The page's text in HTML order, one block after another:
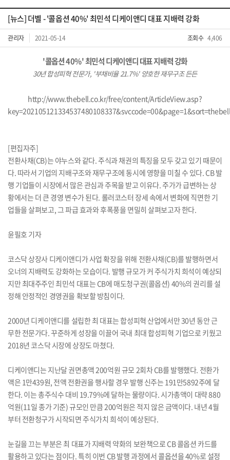
[뉴스] 더벨 - '콜옵션 40%' 최민석 디케이앤디 대표 지배력 강화
관리자 2021-05-14 조회수 4,406
'콜옵션 40%' 최민석 디케이앤디 대표 지배력 강화
30년 합성피혁 전문가, '부채비율 21.7%' 양호한 재무구조 든든
http://www.thebell.co.kr/free/content/ArticleView.asp?
​[편집자주]
​전환사채(CB)는 야누스와 같다. 주식과 채권의 특징을 모두 갖고 있기 때문이
다. 따라서 기업의 지배구조와 재무구조에 동시에 영향을 미칠 수 있다. CB 발
행 기업들이 시장에서 많은 관심과 주목을 받고 이유다. 주가가 급변하는 상
황에서는 더 큰 경영 변수가 된다. 롤러코스터 장세 속에서 변화에 직면한 기
업들을 살펴보고, 그 파급 효과와 후폭풍을 면밀히 살펴보고자 한다.
윤필호 기자
코스닥 상장사 디케이앤디가 사업 확장을 위해 전환사채(CB)를 발행하면서
오너의 지배력도 강화하는 모습이다. 발행 규모가 커 주식가치 희석이 예상되
지만 최대주주인 최민석 대표는 CB에 매도청구권(콜옵션) 40%의 권리를 설
정해 안정적인 경영권을 확보할 방침이다.
2000년 디케이앤디를 설립한 최 대표는 합성피혁 산업에서만 30년 동안 근
무한 전문가다. 꾸준하게 성장을 이끌어 국내 최대 합성피혁 기업으로 키웠고
2018년 코스닥 시장에 상장도 마쳤다.
디케이앤디는 지난달 권면총액 200억원 규모 2회차 CB를 발행했다. 전환가
액은 1만439원, 전액 전환권을 행사할 경우 발행 신주는 191만5892주에 달
한다. 이는 총주식수 대비 19.79%에 달하는 물량이다. 시가총액이 대략 880
억원(11일 종가 기준) 규모인 만큼 200억원은 적지 않은 금액이다. 내년 4월
부터 전환청구가 시작되면 주식가치 희석이 예상된다.
눈길을 끄는 부분은 최 대표가 지배력 약화의 보완책으로 CB 콜옵션 카드를
활용하고 있다는 점이다. 특히 이번 CB 발행 과정에서 콜옵션을 40%로 설정